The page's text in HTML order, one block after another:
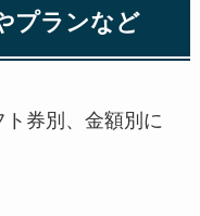
プランなど
券別、金額別に